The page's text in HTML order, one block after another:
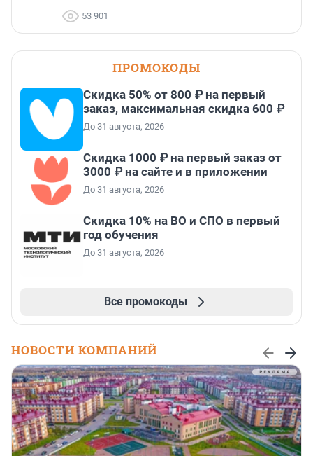
53 901
ПРОМОКОДЫ
Скидка 50% от 800 ₽ на первый
заказ, максимальная скидка 600 ₽
До 31 августа, 2026
Скидка 1000 ₽ на первый заказ от
3000 ₽ на сайте и в приложении
До 31 августа, 2026
Скидка 10% на ВО и СПО в первый
год обучения
До 31 августа, 2026
Все промокоды
НОВОСТИ КОМПАНИЙ